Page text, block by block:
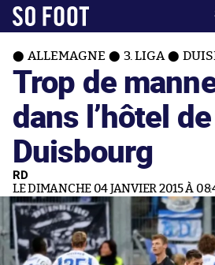
ALLEMAGNE 3. LIGA
Trop de
dans l’hôtel de
Duisbourg
RD
LE DIMANCHE 04 JANVIER 2015 À